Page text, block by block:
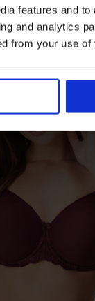
features and
and analytics
from your use